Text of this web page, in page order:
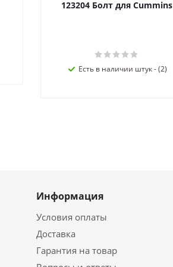
123204 Болт для Cummins
Есть в наличии штук - (2)
Информация
Условия оплаты
Доставка
Гарантия на товар